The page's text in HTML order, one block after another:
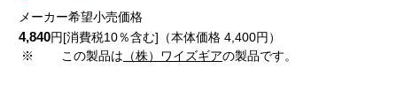
メーカー希望小売価格
4,840円[消費税10％含む]（本体価格 4,400円）
※
この製品は （株）ワイズギアの製品です。